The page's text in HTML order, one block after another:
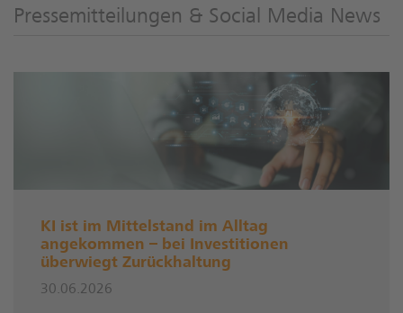
Pressemitteilungen & Social Media News
KI ist im Mittelstand im Alltag
angekommen – bei Investitionen
überwiegt Zurückhaltung
30.06.2026